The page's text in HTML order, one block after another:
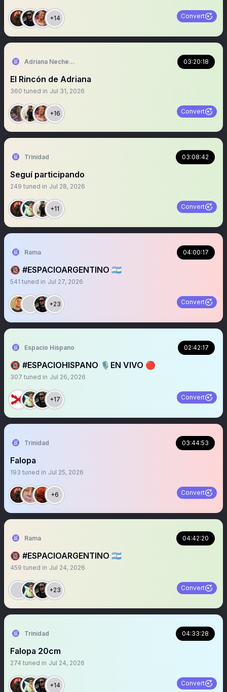
+14 Convert
Adriana Nechevenko 03:20:18
El Rincón de Adriana
360 tuned in Jul 31, 2026
+16 Convert
Trinidad 03:08:42
Seguí participando
249 tuned in Jul 28, 2026
+11 Convert
Rama 04:00:17
🔞 #ESPACIOARGENTINO 🇦🇷
541 tuned in Jul 27, 2026
+23 Convert
Espacio Hispano 02:42:17
🔞 #ESPACIOHISPANO 🎙️EN VIVO 🔴
307 tuned in Jul 26, 2026
+17 Convert
Trinidad 03:44:53
Falopa
193 tuned in Jul 25, 2026
+6 Convert
Rama 04:42:20
🔞 #ESPACIOARGENTINO 🇦🇷
459 tuned in Jul 24, 2026
+23 Convert
Trinidad 04:33:28
Falopa 20cm
274 tuned in Jul 24, 2026
+14 Convert